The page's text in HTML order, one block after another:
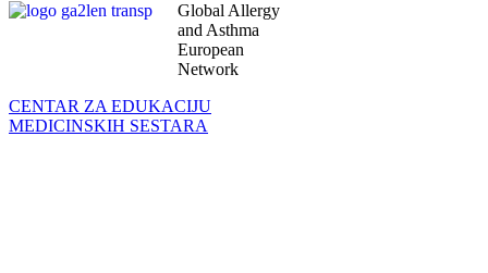
Global Allergy
and Asthma
European
Network
CENTAR ZA EDUKACIJU
MEDICINSKIH SESTARA